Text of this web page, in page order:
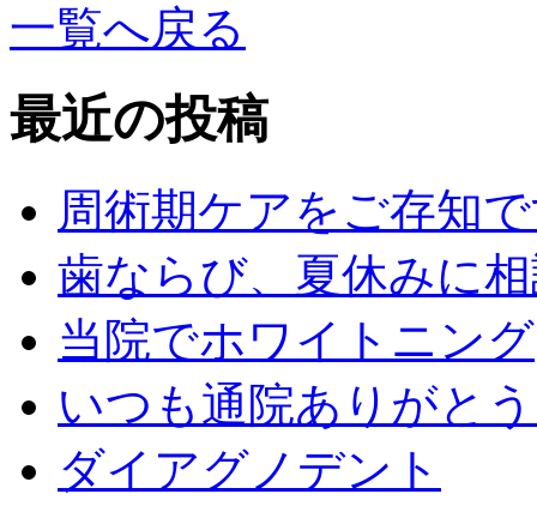
一覧へ戻る
最近の投稿
周術期ケアをご存知
歯ならび、夏休みに
当院でホワイトニング
いつも通院ありがと
ダイアグノデント